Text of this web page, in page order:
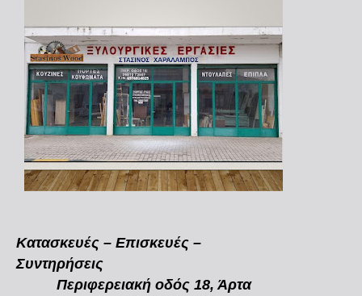
Κατασκευές – Επισκευές –
Συντηρήσεις
Περιφερειακή οδός 18, Άρτα